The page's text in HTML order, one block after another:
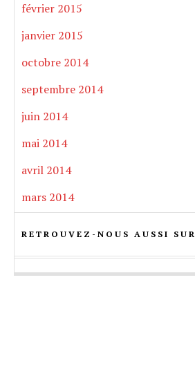
février 2015
janvier 2015
octobre 2014
septembre 2014
juin 2014
mai 2014
avril 2014
mars 2014
RETROUVEZ-NOUS AUSSI SUR